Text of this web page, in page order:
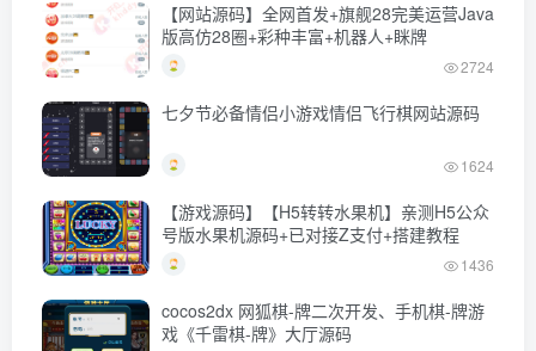
【网站源码】全网首发+旗舰28完美运营Java
版高仿28圈+彩种丰富+机器人+眯牌
2724
七夕节必备情侣小游戏情侣飞行棋网站源码
1624
【游戏源码】【H5转转水果机】亲测H5公众
号版水果机源码+已对接Z支付+搭建教程
1436
cocos2dx 网狐棋-牌二次开发、手机棋-牌游
戏《千雷棋-牌》大厅源码